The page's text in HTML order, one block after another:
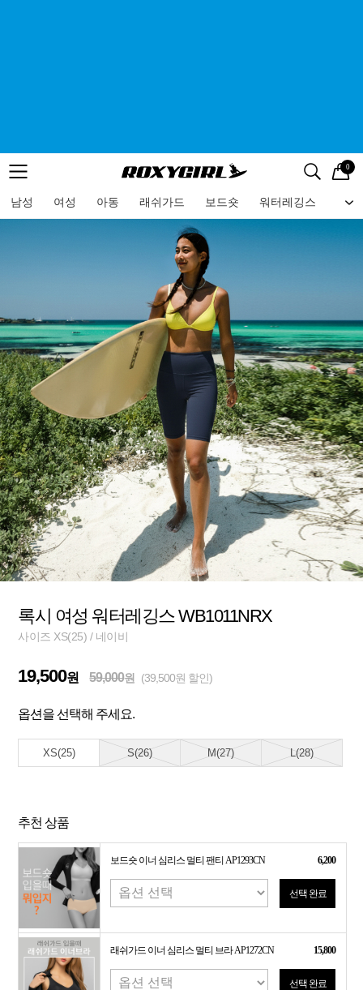
메뉴 검색
로고 0
남성 여성 아동 래쉬가드 보드숏 워터레깅스 비
메뉴
록시 여성 워터레깅스 WB1011NRX
사이즈 XS(25) / 네이비
19,500원 59,000원 (39,500원 할인)
옵션을 선택해 주세요.
XS(25) S(26) M(27) L(28)
추천 상품
보드숏 이너 심리스 멀티 팬티 AP1293CN 6,200
선택 완료
래쉬가드 이너 심리스 멀티 브라 AP1272CN 15,800
선택 완료